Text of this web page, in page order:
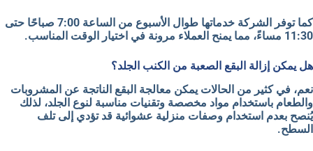
كما توفر الشركة خدماتها طوال الأسبوع من الساعة
7:00 صباحًا حتى
11:30 مساءً
، مما يمنح العملاء مرونة في اختيار الوقت المناسب.
هل يمكن إزالة البقع الصعبة من الكنب الجلد؟
نعم، في كثير من الحالات يمكن معالجة البقع الناتجة عن المشروبات
والطعام باستخدام مواد مخصصة وتقنيات مناسبة لنوع الجلد، لذلك
يُنصح بعدم استخدام وصفات منزلية عشوائية قد تؤدي إلى تلف
السطح.